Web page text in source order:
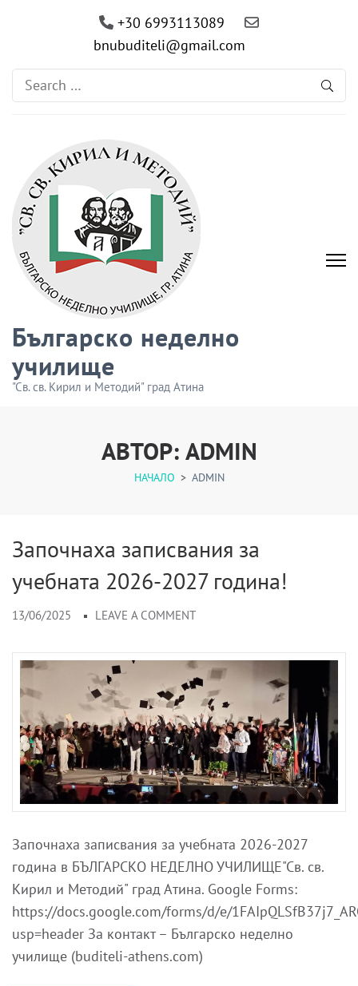
+30 6993113089
bnubuditeli@gmail.com
Search
for:
Българско неделно
училище
"Св. св. Кирил и Методий" град Атина
АВТОР: ADMIN
НАЧАЛО > ADMIN
Започнаха записвания за
учебната 2026-2027 година!
13/06/2025 LEAVE A COMMENT
Започнаха записвания за учебната 2026-2027
година в БЪЛГАРСКО НЕДЕЛНО УЧИЛИЩЕ"Св. св.
Кирил и Методий" град Атина. Google Forms:
https://docs.google.com/forms/d/e/
usp=header За контакт – Българско неделно
училище (buditeli-athens.com)